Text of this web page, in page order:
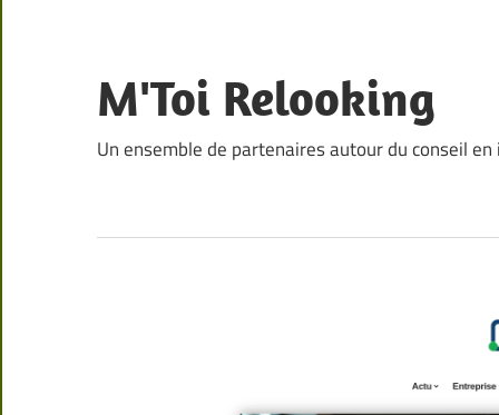
content
M'Toi Relooking
Un ensemble de partenaires autour du conseil en